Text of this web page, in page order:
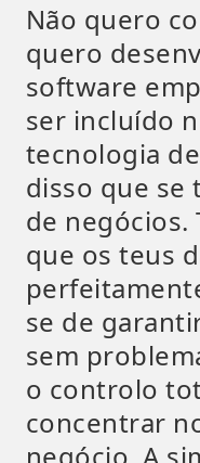
Não quero
quero
software
ser incluído
tecnologia
disso que se
de negócios.
que os teus
se de
sem
o controlo
concentrar